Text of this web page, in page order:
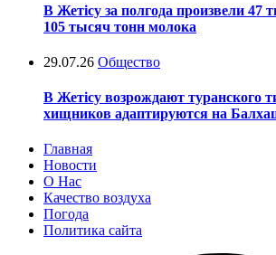
В Жетісу за полгода произвели 47
105 тысяч тонн молока
29.07.26 Общество
В Жетісу возрождают туранского
хищников адаптируются на
Главная
Новости
О Нас
Качество воздуха
Погода
Политика сайта